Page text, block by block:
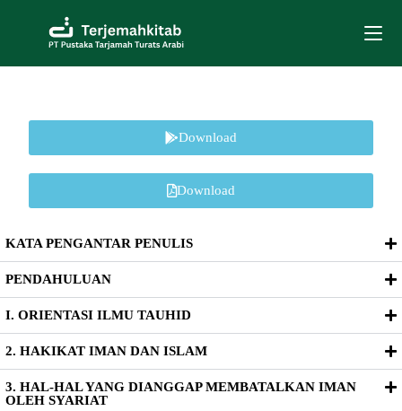
Download
Download
KATA PENGANTAR PENULIS
PENDAHULUAN
I. ORIENTASI ILMU TAUHID
2. HAKIKAT IMAN DAN ISLAM
3. HAL-HAL YANG DIANGGAP MEMBATALKAN IMAN
OLEH SYARIAT